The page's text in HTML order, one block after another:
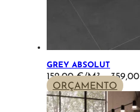
GREY ABSOLUT
152,00€ – 359,00
ORÇAMENTO